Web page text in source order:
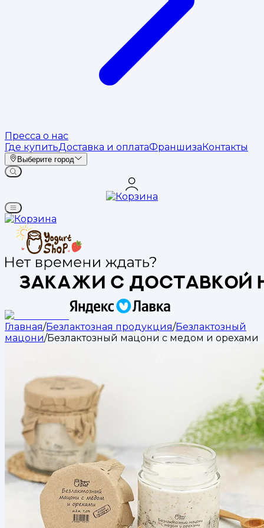
Пресса о нас
Где купитьДоставка и оплатаФраншизаКонтакты
Выберите город
Главная/Безлактозная продукция/Безлактозный
мацони/Безлактозный мацони с медом и орехами